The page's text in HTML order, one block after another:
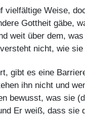
vielfältige Weise,
Gottheit gäbe,
weit über dem,
nicht, wie
gibt es eine
ihn nicht und
bewusst, was sie
Er weiß, dass sie